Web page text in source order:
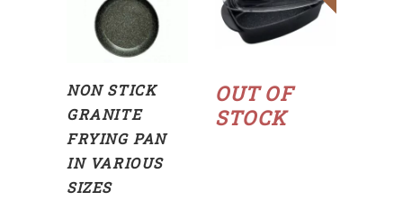
OPTIONS
NON STICK
GRANITE
FRYING PAN
IN VARIOUS
SIZES
OUT OF
STOCK